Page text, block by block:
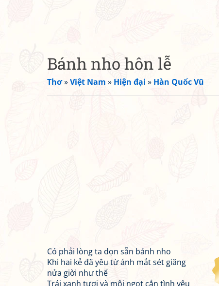
Bánh nho hôn lễ
Thơ»Việt Nam » Hiện đại » Hàn Quốc Vũ
Có phải lòng ta dọn sẵn bánh nho
Khi hai kẻ đã yêu từ ánh mắt sét giăng
nửa giời như thế
Trái xanh tươi và môi ngọt cắn tình yêu